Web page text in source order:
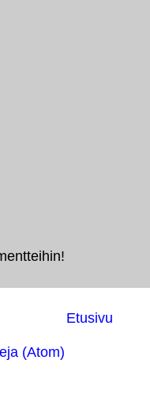
Etusivu
(Atom)